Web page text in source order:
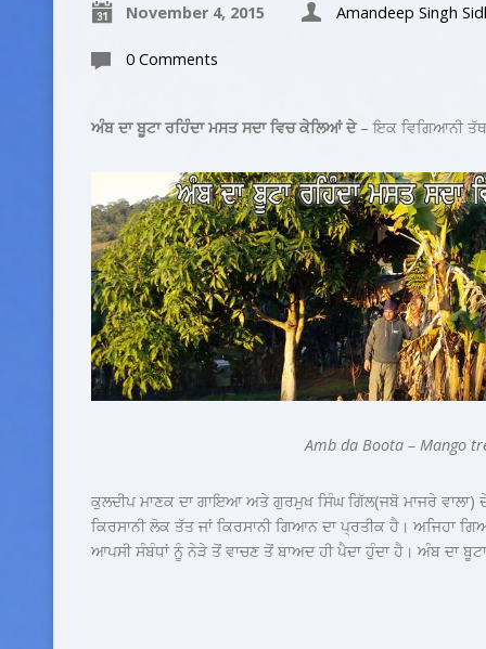
November 4, 2015 Amandeep Singh
0 Comments
ਅੰਬ ਦਾ ਬੂਟਾ ਰਹਿੰਦਾ ਮਸਤ ਸਦਾ ਵਿਚ ਕੇਲਿਆਂ ਦੇ– ਇਕ ਵਿਗਿਆਨੀ ਤੱਥ
Amb da Boota – Mango
ਕੁਲਦੀਪ ਮਾਣਕ ਦਾ ਗਾਇਆ ਅਤੇ ਗੁਰਮੁਖ ਸਿੰਘ ਗਿੱਲ(ਜਬੋ ਮਾਜਰੇ ਵਾਲਾ)
ਕਿਰਸਾਨੀ ਲੋਕ ਤੱਤ ਜਾਂ ਕਿਰਸਾਨੀ ਗਿਆਨ ਦਾ ਪ੍ਰਤੀਕ ਹੈ। ਅਜਿਹਾ
ਆਪਸੀ ਸੰਬੰਧਾਂ ਨੂੰ ਨੇੜੇ ਤੋਂ ਵਾਚਣ ਤੋਂ ਬਾਅਦ ਹੀ ਪੈਦਾ ਹੁੰਦਾ ਹੈ। ਅੰਬ ਦਾ